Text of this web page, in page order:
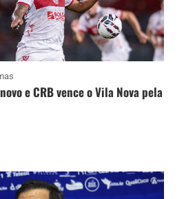
e CRB vence o Vila Nova pela